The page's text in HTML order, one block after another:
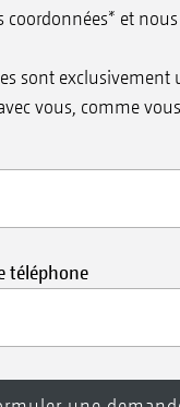
coordonnées* et
sont exclusivement
vous, comme
téléphone